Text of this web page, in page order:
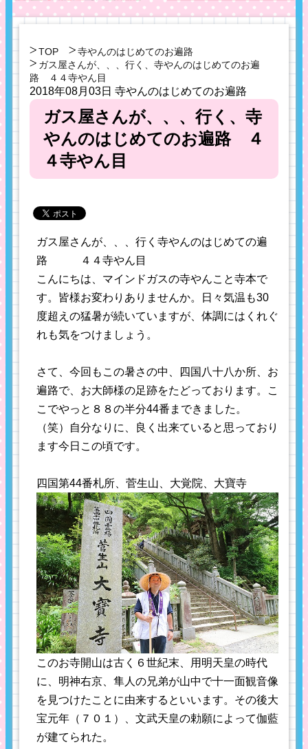
TOP
寺やんのはじめてのお遍路
ガス屋さんが、、、行く、寺やんのはじめてのお遍
路 ４４寺やん目
2018年08月03日 寺やんのはじめてのお遍路
ガス屋さんが、、、行く、寺
やんのはじめてのお遍路 ４
４寺やん目
ガス屋さんが、、、行く寺やんのはじめての遍
路 ４４寺やん目
こんにちは、マインドガスの寺やんこと寺本で
す。皆様お変わりありませんか。日々気温も30
度超えの猛暑が続いていますが、体調にはくれぐ
れも気をつけましょう。
さて、今回もこの暑さの中、四国八十八か所、お
遍路で、お大師様の足跡をたどっております。こ
こでやっと８８の半分44番まできました。
（笑）自分なりに、良く出来ていると思っており
ます今日この頃です。
四国第44番札所、菅生山、大覚院、大寶寺
このお寺開山は古く６世紀末、用明天皇の時代
に、明神右京、隼人の兄弟が山中で十一面観音像
を見つけたことに由来するといいます。その後大
宝元年（７０１）、文武天皇の勅願によって伽藍
が建てられた。